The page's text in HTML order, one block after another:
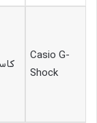
Casio G-
Shock